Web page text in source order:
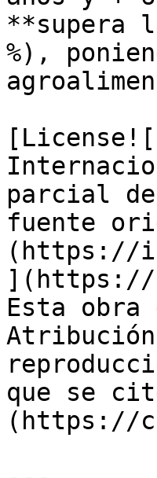
**supera
%),
parcial
fuente
(https://
](https://
Esta obra
que se
(https://